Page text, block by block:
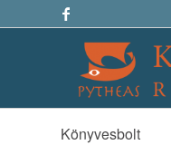
Könyvesbolt